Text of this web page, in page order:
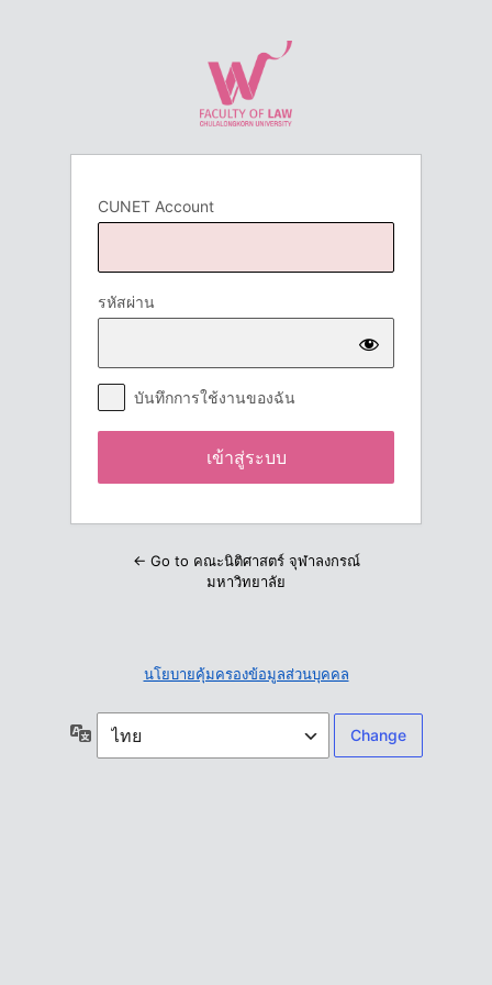
CUNET Account
รหัสผ่าน
บันทึกการใช้งานของฉัน
← Go to คณะนิติศาสตร์ จุฬาลงกรณ์
มหาวิทยาลัย
นโยบายคุ้มครองข้อมูลส่วนบุคคล
ภาษา